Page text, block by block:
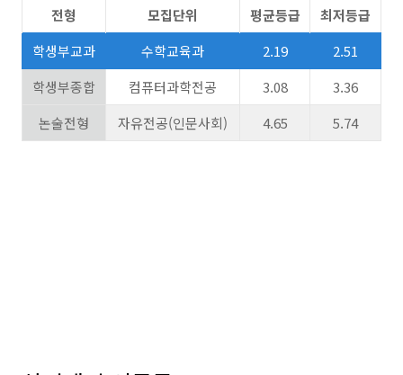
전형 모집단위 평균등급
최저등급
학생부교과
수학교육과 2.19
2.51
학생부종합
컴퓨터과학전공 3.08
3.36
논술전형
자유전공(인문사회) 4.65 5.74